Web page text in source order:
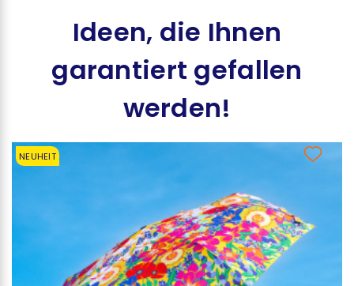
Ideen, die Ihnen
garantiert gefallen
werden!
NEUHEIT